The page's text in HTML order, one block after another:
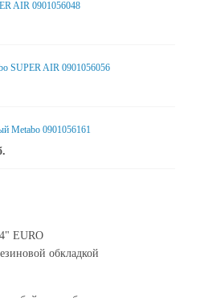
AIR 0901056048
SUPER AIR 0901056056
Metabo 0901056161
EURO
обкладкой